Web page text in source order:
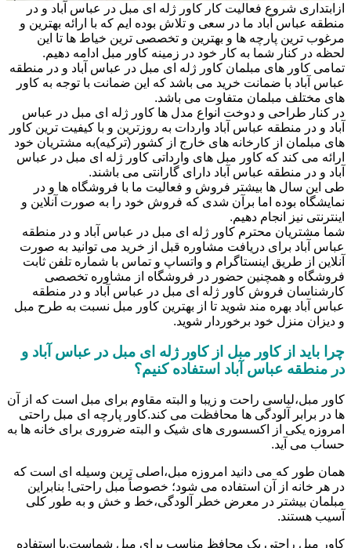
ازابتداری شروع فعالیت کار کاور ژله ای مبل در عباس آباد و در
منطقه عباس آباد ما در سعی و تلاش بوده ایم که با ارائه بهترین و
مرغوب ترین پارچه ها و بهترین و تخصصی ترین خیاط ها تا این
لحظه در کنار شما به کار خود در زمینه کاور مبل ادامه دهیم.
تمامی کاور های مبلمان کاور ژله ای مبل در عباس آباد و در منطقه
عباس آباد با ضمانت خرید می باشد که این ضمانت با توجه به کاور
های مختلف مبلمان متفاوت می باشد.
در کنار طراحی و دوخت انواع مدل ها کاور ژله ای مبل در عباس
آباد و در منطقه عباس آباد واردات به روزترین و با کیفیت ترین کاور
های مبلمان از کارخانه های خارج از کشور (ترکیه)به مشتریان خود
ارائه می کند که کاور مبل های وارداتی کاور ژله ای مبل در عباس
آباد و در منطقه عباس آباد دارای گارانتی می باشند.
طی این سال ها بیشتر فروش و فعالیت ما با فروشگاه ها و در
نمایشگاه بوده اما برآن شدی که فروش خود را به صورت آنلاین و
اینترنتی نیز انجام دهیم.
شما مشتریان محترم کاور ژله ای مبل در عباس آباد و در منطقه
عباس آباد برای دریافت مشاوره قبل از خرید می توانید به صورت
آنلاین از طریق اینستاگرام و واتساپ و تماس با شماره تلفن ثابت
فروشگاه و همچنین حضور در فروشگاه از مشاوره تخصصی
کارشناسان فروش کاور ژله ای مبل در عباس آباد و در منطقه
عباس آباد بهره مند شوید تا از بهترین کاور مبل نسبت به طرح مبل
و دیزان منزل خود برخوردار شوید.
چرا باید از کاور مبل از کاور ژله ای مبل در عباس آباد و
در منطقه عباس آباد استفاده کنیم؟
کاور مبل،لباسی راحت و زیبا و البته مقاوم برای مبل است که از آن
ها در برابر آلودگی ها محافظت می کند.کاور پارچه ای مبل راحتی
امروزه یکی از اکسسوری های شیک و البته ضروری برای خانه ها به
حساب می آید.
همان طور که می دانید امروزه مبل،اصلی ترین وسیله ای است که
در هر خانه از آن استفاده می شود؛ خصوصاً مبل راحتی! بنابراین
مبلمان بیشتر در معرض خطر آلودگی،خط و خش و به طور کلی
آسیب هستند.
کاور مبل راحتی یک محافظ مناسب برای مبل شماست.با استفاده